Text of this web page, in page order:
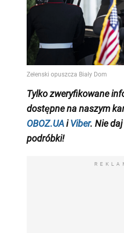
Tylko zweryfikowane
dostępne na naszym
OBOZ.UA iViber. Nie
podróbki!